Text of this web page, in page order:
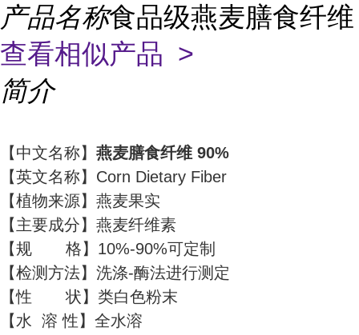
产品名称食品级燕麦膳食纤维
查看相似产品 >
简介
【中文名称】 燕麦膳食纤维 90%
【英文名称】Corn Dietary Fiber
【植物来源】燕麦果实
【主要成分】燕麦纤维素
【规 格】10%-90%可定制
【检测方法】洗涤-酶法进行测定
【性 状】类白色粉末
【水 溶 性】全水溶